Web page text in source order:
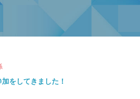
をしてきました！